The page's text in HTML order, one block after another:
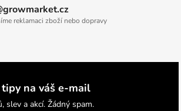
reklamaci zboží nebo dopravy
tipy na váš e-mail
slev a akcí. Žádný spam.